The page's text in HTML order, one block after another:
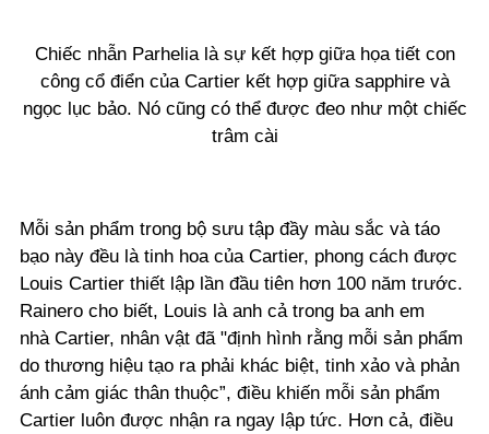
Chiếc nhẫn Parhelia là sự kết hợp giữa họa tiết con
công cổ điển của Cartier kết hợp giữa sapphire và
ngọc lục bảo. Nó cũng có thể được đeo như một chiếc
trâm cài
Mỗi sản phẩm trong bộ sưu tập đầy màu sắc và táo
bạo này đều là tinh hoa của Cartier, phong cách được
Louis Cartier thiết lập lần đầu tiên hơn 100 năm trước.
Rainero cho biết, Louis là anh cả trong ba anh em
nhà Cartier, nhân vật đã "định hình rằng mỗi sản phẩm
do thương hiệu tạo ra phải khác biệt, tinh xảo và phản
ánh cảm giác thân thuộc”, điều khiến mỗi sản phẩm
Cartier luôn được nhận ra ngay lập tức. Hơn cả, điều